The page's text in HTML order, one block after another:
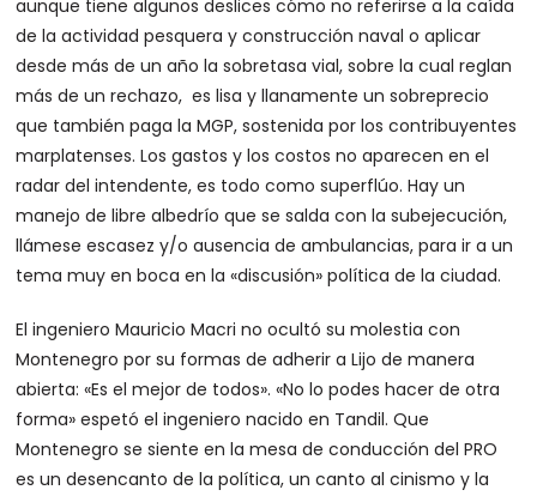
aunque tiene algunos deslices cómo no referirse a la caída
de la actividad pesquera y construcción naval o aplicar
desde más de un año la sobretasa vial, sobre la cual reglan
más de un rechazo, es lisa y llanamente un sobreprecio
que también paga la MGP, sostenida por los contribuyentes
marplatenses. Los gastos y los costos no aparecen en el
radar del intendente, es todo como superflúo. Hay un
manejo de libre albedrío que se salda con la subejecución,
llámese escasez y/o ausencia de ambulancias, para ir a un
tema muy en boca en la «discusión» política de la ciudad.
El ingeniero Mauricio Macri no ocultó su molestia con
Montenegro por su formas de adherir a Lijo de manera
abierta: «Es el mejor de todos». «No lo podes hacer de otra
forma» espetó el ingeniero nacido en Tandil. Que
Montenegro se siente en la mesa de conducción del PRO
es un desencanto de la política, un canto al cinismo y la